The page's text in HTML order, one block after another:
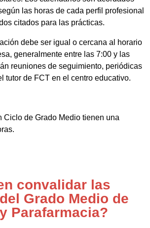
las horas de cada perfil profesional
citados para las prácticas.
debe ser igual o cercana al horario
generalmente entre las 7:00 y las
reuniones de seguimiento, periódicas
tutor de FCT en el centro educativo.
Ciclo de Grado Medio tienen una
convalidar las
Grado Medio de
Parafarmacia?